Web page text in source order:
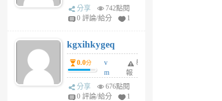
wi
w
6
個
月
前
分享
742點閱
0 評論/給分
1
kgxihkygeq
0.0分
v
m
sg
sr
舉
報
分享
676點閱
0 評論/給分
1